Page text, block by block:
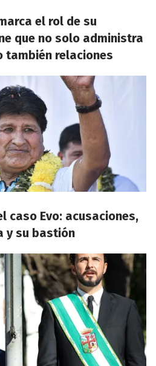
el rol de su
que no solo administra
también relaciones
caso Evo: acusaciones,
y su bastión